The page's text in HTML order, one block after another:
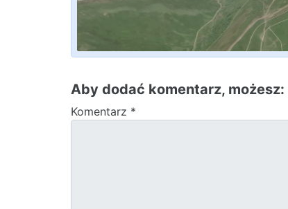
Aby dodać komentarz, możesz:
Komentarz *